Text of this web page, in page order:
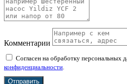
Комментарии
Согласен на обработку персональных
конфиденциальности
Отправить